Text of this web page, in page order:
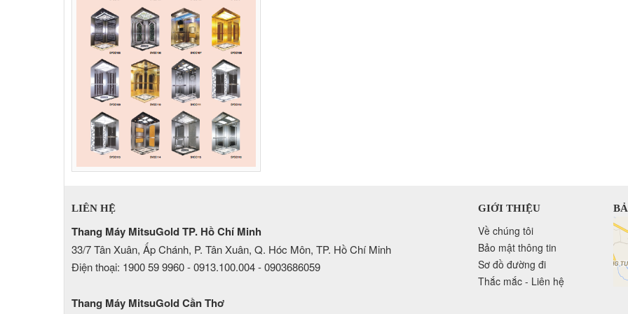
LIÊN HỆ
Thang Máy MitsuGold TP. Hồ Chí Minh
33/7 Tân Xuân, Ấp Chánh, P. Tân Xuân, Q. Hóc Môn, TP. Hồ Chí Minh
Điện thoại: 1900 59 9960 - 0913.100.004 - 0903686059
GIỚI THIỆU
Về chúng tôi
Bảo mật thông tin
Sơ đồ đường đi
Thắc mắc - Liên hệ
Thang Máy MitsuGold Cần Thơ